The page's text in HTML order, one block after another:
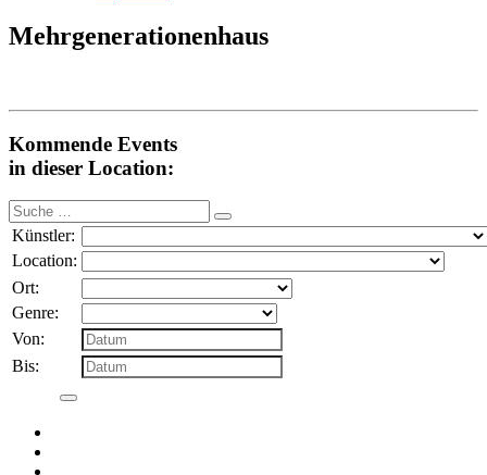
Mehrgenerationenhaus
Kommende Events
in dieser Location:
Suche
nach:
Künstler:
Location:
Ort:
Genre:
Von:
Bis: